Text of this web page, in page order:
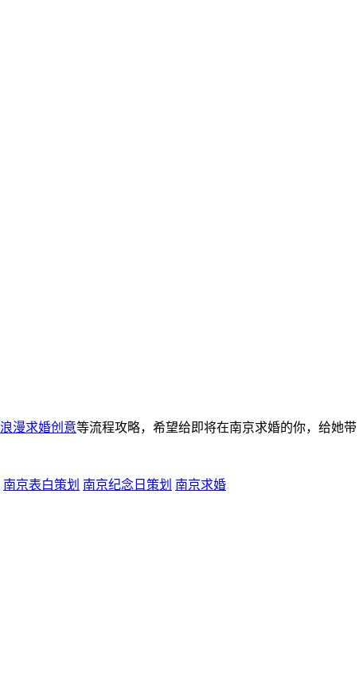
浪漫求婚创意等流程攻略，希望给即将在南京求婚的你，给她带
南京表白策划 南京纪念日策划 南京求婚